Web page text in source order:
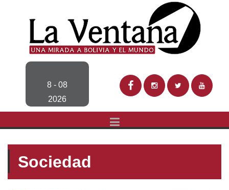
8 - 08
2026
Sociedad